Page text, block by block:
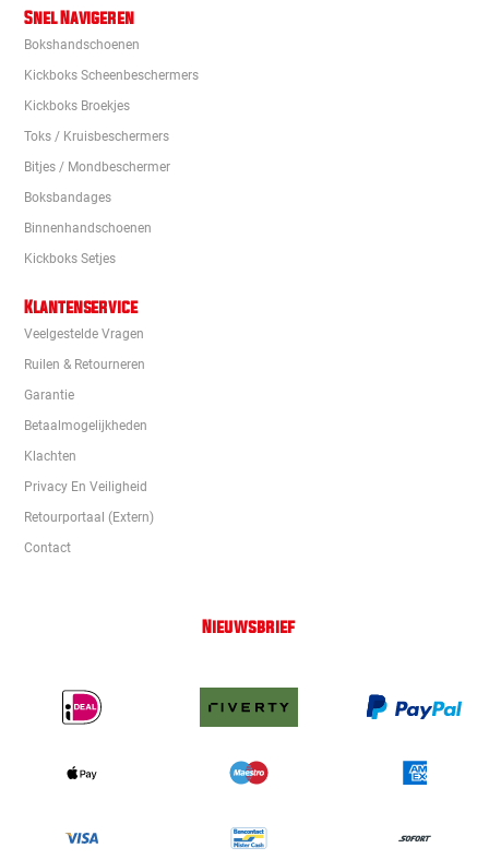
Snel Navigeren
Bokshandschoenen
Kickboks Scheenbeschermers
Kickboks Broekjes
Toks / Kruisbeschermers
Bitjes / Mondbeschermer
Boksbandages
Binnenhandschoenen
Kickboks Setjes
Klantenservice
Veelgestelde Vragen
Ruilen & Retourneren
Garantie
Betaalmogelijkheden
Klachten
Privacy En Veiligheid
Retourportaal (extern)
Contact
Nieuwsbrief